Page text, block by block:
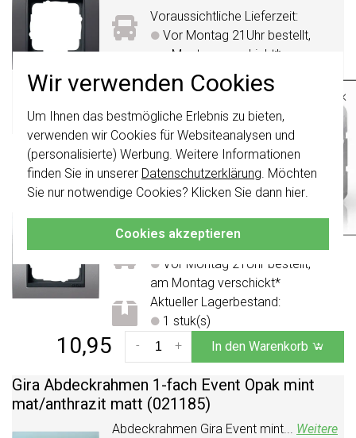
Wir verwenden Cookies
Um Ihnen das bestmögliche Erlebnis zu bieten,
verwenden wir Cookies für Websiteanalysen und
(personalisierte) Werbung. Weitere Informationen
finden Sie in unserer Datenschutzerklärung . Möchten
Sie nur notwendige Cookies? Klicken Sie dann hier
Cookies akzeptieren
Voraussichtliche Lieferzeit:
Vor Montag 21Uhr bestellt,
am Montag verschickt*
Aktueller Lagerbestand:
23 stuk(s)
8,95 +
- In den Warenkorb
Gira Abdeckrahmen 1-fach Event aluminium
mat/anthrazit matt (021106)
Abdeckrahmen Gira Event Farbe
alu...Weitere Informationen »
Voraussichtliche Lieferzeit:
Vor Montag 21Uhr bestellt,
am Montag verschickt*
Aktueller Lagerbestand:
1 stuk(s)
10,95 +
- In den Warenkorb
Gira Abdeckrahmen 1-fach Event Opak mint
mat/anthrazit matt (021185)
Abdeckrahmen Gira Event mint... Weitere
×
Wichtig: Gira Schalter und
Schalterwippen wurden erneuert. Sie sind
2024 kombinierbar.
Klicken Sie hier
für weitere Informationen,
damit Sie immer das Richtige bestellen.